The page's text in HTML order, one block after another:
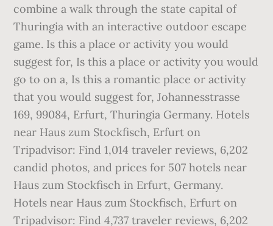
combine a walk through the state capital of
Thuringia with an interactive outdoor escape
game. Is this a place or activity you would
suggest for, Is this a place or activity you would
go to on a, Is this a romantic place or activity
that you would suggest for, Johannesstrasse
169, 99084, Erfurt, Thuringia Germany. Hotels
near Haus zum Stockfisch, Erfurt on
Tripadvisor: Find 1,014 traveler reviews, 6,202
candid photos, and prices for 507 hotels near
Haus zum Stockfisch in Erfurt, Germany.
Hotels near Haus zum Stockfisch, Erfurt on
Tripadvisor: Find 4,737 traveler reviews, 6,202